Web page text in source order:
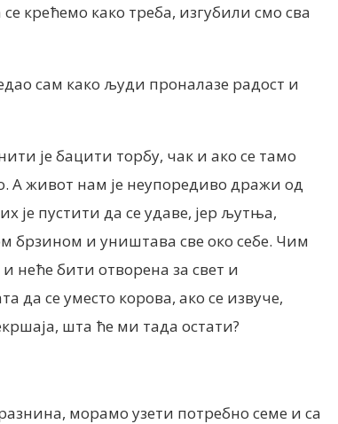
како треба, изгубили смо сва
сам како људи проналазе радост и
је бацити торбу, чак и ако се тамо
А живот нам је неупоредиво дражи од
је пустити да се удаве, јер љутња,
брзином и уништава све око себе. Чим
неће бити отворена за свет и
да се уместо корова, ако се извуче,
шта ће ми тада остати?
морамо узети потребно семе и са